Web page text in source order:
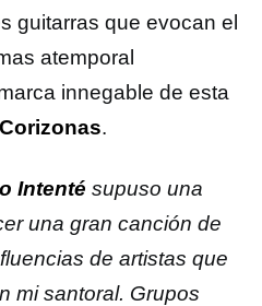
guitarras que evocan el
atemporal
innegable de esta
Corizonas.
Intenté supuso una
una gran canción de
de artistas que
mi santoral. Grupos